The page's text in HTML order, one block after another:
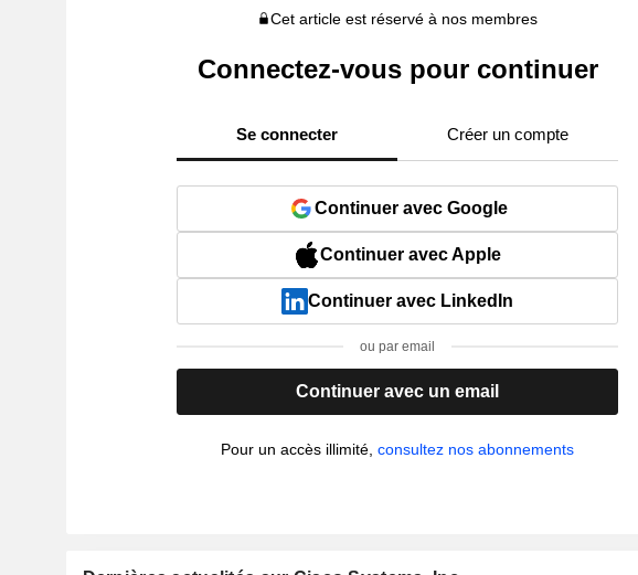
Cet article est réservé à nos membres
Connectez-vous pour continuer
Se connecter Créer un compte
Continuer avec Google
Continuer avec Apple
Continuer avec LinkedIn
ou par email
Continuer avec un email
Pour un accès illimité,consultez nos abonnements